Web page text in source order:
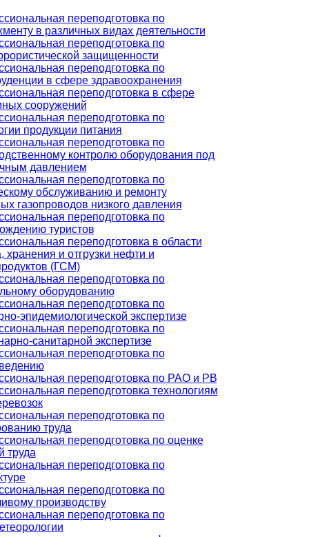
переподготовка по
в различных видах деятельности
переподготовка по
защищенности
переподготовка по
в сфере здравоохранения
переподготовка в сфере
сооружений
переподготовка по
продукции питания
переподготовка по
контролю оборудования под
давлением
переподготовка по
обслуживанию и ремонту
газопроводов низкого давления
переподготовка по
туристов
переподготовка в области
хранения и отгрузки нефти и
(ГСМ)
переподготовка по
оборудованию
переподготовка по
эпидемиологической экспертизе
переподготовка по
санитарной экспертизе
переподготовка по
переподготовка по РАО и РВ
переподготовка технологиям
переподготовка по
труда
переподготовка по оценке
труда
переподготовка по
переподготовка по
производству
переподготовка по